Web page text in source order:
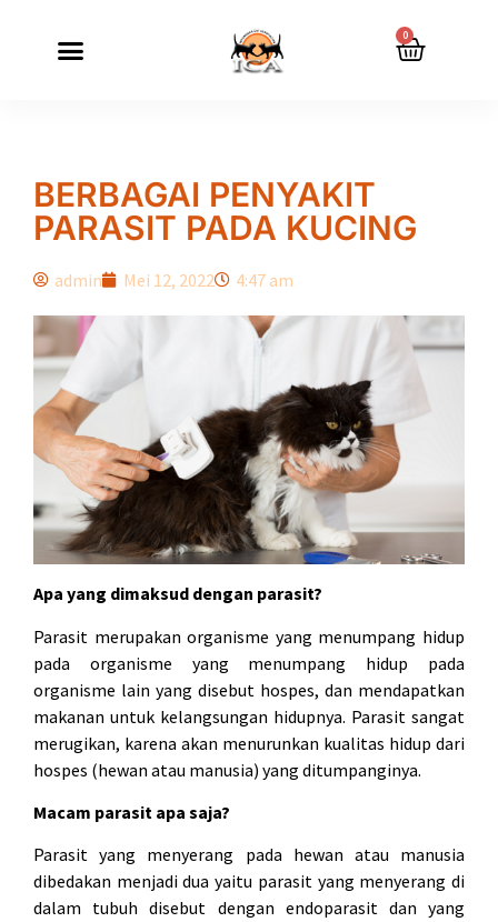
0
BERBAGAI PENYAKIT
PARASIT PADA KUCING
admin Mei 12, 2022 4:47 am
Apa yang dimaksud dengan parasit?
Parasit merupakan organisme yang menumpang hidup
pada organisme yang menumpang hidup pada
organisme lain yang disebut hospes, dan mendapatkan
makanan untuk kelangsungan hidupnya. Parasit sangat
merugikan, karena akan menurunkan kualitas hidup dari
hospes (hewan atau manusia) yang ditumpanginya.
Macam parasit apa saja?
Parasit yang menyerang pada hewan atau manusia
dibedakan menjadi dua yaitu parasit yang menyerang di
dalam tubuh disebut dengan endoparasit dan yang